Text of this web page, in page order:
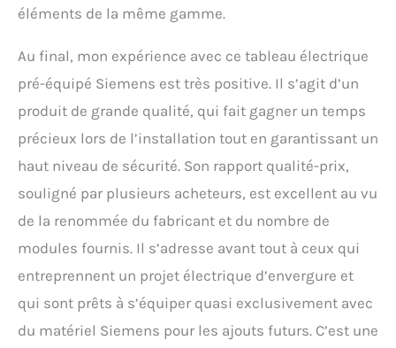
éléments de la même gamme.
Au final, mon expérience avec ce tableau électrique
pré-équipé Siemens est très positive. Il s’agit d’un
produit de grande qualité, qui fait gagner un temps
précieux lors de l’installation tout en garantissant un
haut niveau de sécurité. Son rapport qualité-prix,
souligné par plusieurs acheteurs, est excellent au vu
de la renommée du fabricant et du nombre de
modules fournis. Il s’adresse avant tout à ceux qui
entreprennent un projet électrique d’envergure et
qui sont prêts à s’équiper quasi exclusivement avec
du matériel Siemens pour les ajouts futurs. C’est une